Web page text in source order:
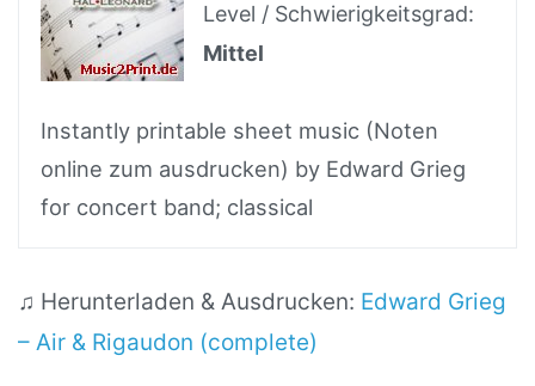
Level / Schwierigkeitsgrad:
Mittel
Instantly printable sheet music (Noten
online zum ausdrucken) by Edward Grieg
for concert band; classical
♫ Herunterladen & Ausdrucken: Edward Grieg
– Air & Rigaudon (complete)